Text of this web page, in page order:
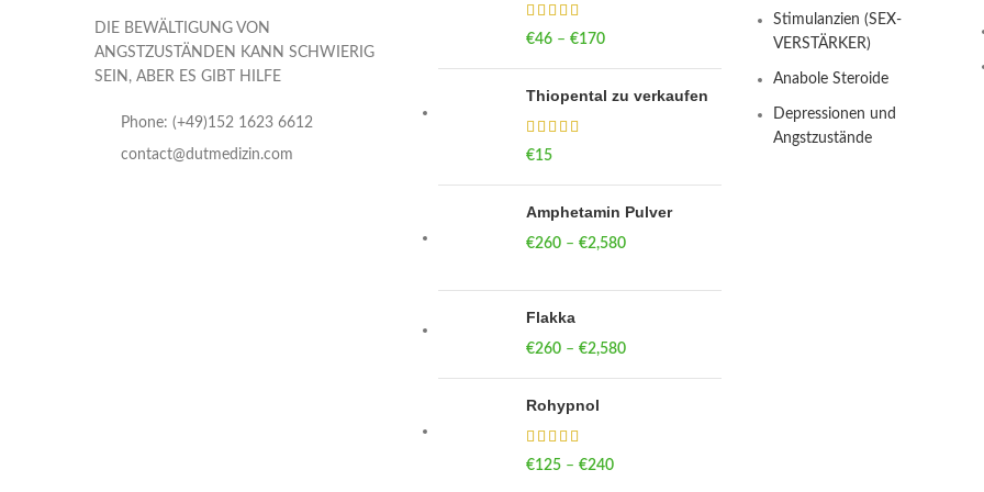
DIE BEWÄLTIGUNG VON
ANGSTZUSTÄNDEN KANN SCHWIERIG
SEIN, ABER ES GIBT HILFE
Phone: (+49)152 1623 6612
contact@dutmedizin.com
€46 – €170Price range: €46
Thiopental zu verkaufen
€15
Amphetamin Pulver
€260 – €2,580Price range:
€2,580
Flakka
€260 – €2,580Price range:
Rohypnol
€125 – €240Price range: €125
Stimulanzien (SEX-
VERSTÄRKER)
Anabole Steroide
Depressionen und
Angstzustände